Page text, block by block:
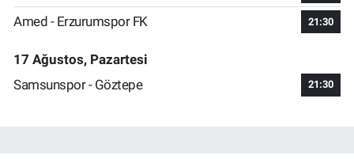
Amed - Erzurumspor FK 21:30
17 Ağustos, Pazartesi
Samsunspor - Göztepe
21:30